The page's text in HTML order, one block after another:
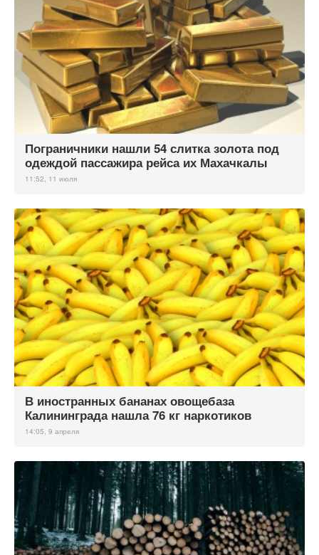
Пограничники нашли 54 слитка золота под
одеждой пассажира рейса их Махачкалы
11:52, 11 июля
В иностранных бананах овощебаза
Калининграда нашла 76 кг наркотиков
14:05, 9 апреля